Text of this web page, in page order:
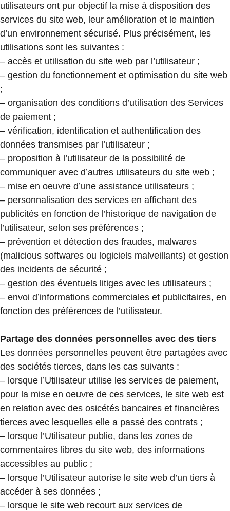
utilisateurs ont pur objectif la mise à disposition des
services du site web, leur amélioration et le maintien
d’un environnement sécurisé. Plus précisément, les
utilisations sont les suivantes :
– accès et utilisation du site web par l’utilisateur ;
– gestion du fonctionnement et optimisation du site web
;
– organisation des conditions d’utilisation des Services
de paiement ;
– vérification, identification et authentification des
données transmises par l’utilisateur ;
– proposition à l’utilisateur de la possibilité de
communiquer avec d’autres utilisateurs du site web ;
– mise en oeuvre d’une assistance utilisateurs ;
– personnalisation des services en affichant des
publicités en fonction de l’historique de navigation de
l’utilisateur, selon ses préférences ;
– prévention et détection des fraudes, malwares
(malicious softwares ou logiciels malveillants) et gestion
des incidents de sécurité ;
– gestion des éventuels litiges avec les utilisateurs ;
– envoi d’informations commerciales et publicitaires, en
fonction des préférences de l’utilisateur.
Partage des données personnelles avec des tiers
Les données personnelles peuvent être partagées avec
des sociétés tierces, dans les cas suivants :
– lorsque l’Utilisateur utilise les services de paiement,
pour la mise en oeuvre de ces services, le site web est
en relation avec des osicétés bancaires et financières
tierces avec lesquelles elle a passé des contrats ;
– lorsque l’Utilisateur publie, dans les zones de
commentaires libres du site web, des informations
accessibles au public ;
– lorsque l’Utilisateur autorise le site web d’un tiers à
accéder à ses données ;
– lorsque le site web recourt aux services de